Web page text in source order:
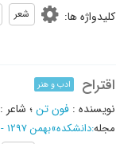
کلیدواژه ها: شعر
اقتراح ادب و هنر
نویسنده : فون تن؛ شاعر :
مجله:دانشکده»بهمن 1297 - شماره 9